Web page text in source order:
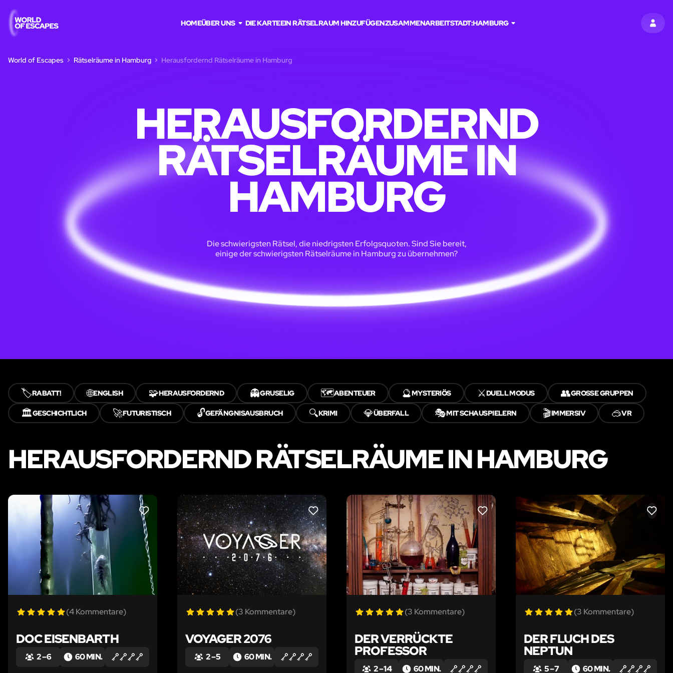
HOMEÜBER UNS DIE KARTEEIN RÄTSELRAUM HINZUFÜGENZUSAMMENARBEITSTADT:HAMBURG
World of Escapes Rätselräume in Hamburg Herausfordernd Rätselräume in Hamburg
HERAUSFORDERND
RÄTSELRÄUME IN
HAMBURG
Die schwierigsten Rätsel, die niedrigsten Erfolgsquoten. Sind Sie bereit,
einige der schwierigsten Rätselräume in Hamburg zu übernehmen?
🏷️RABATT! 🌐ENGLISH 🧩HERAUSFORDERND 👻GRUSELIG 🗺️ABENTEUER 🔮MYSTERIÖS ⚔️DUELL MODUS 👥GROSSE GRUPPEN
🏛️GESCHICHTLICH 🚀FUTURISTISCH 🔓GEFÄNGNISAUSBRUCH 🔍KRIMI 💎ÜBERFALL 🎭MIT SCHAUSPIELERN 🎬IMMERSIV 🥽VR
HERAUSFORDERND RÄTSELRÄUME IN HAMBURG
LIKE
(4 Kommentare)
DOC EISENBARTH
2 – 6 60 MIN.
LIKE
(3 Kommentare)
VOYAGER 2076
2 – 5 60 MIN.
LIKE
(3 Kommentare)
DER VERRÜCKTE
PROFESSOR
2 – 14 60 MIN.
LIKE
(3 Kommentare)
DER FLUCH DES
NEPTUN
5 – 7 60 MIN.